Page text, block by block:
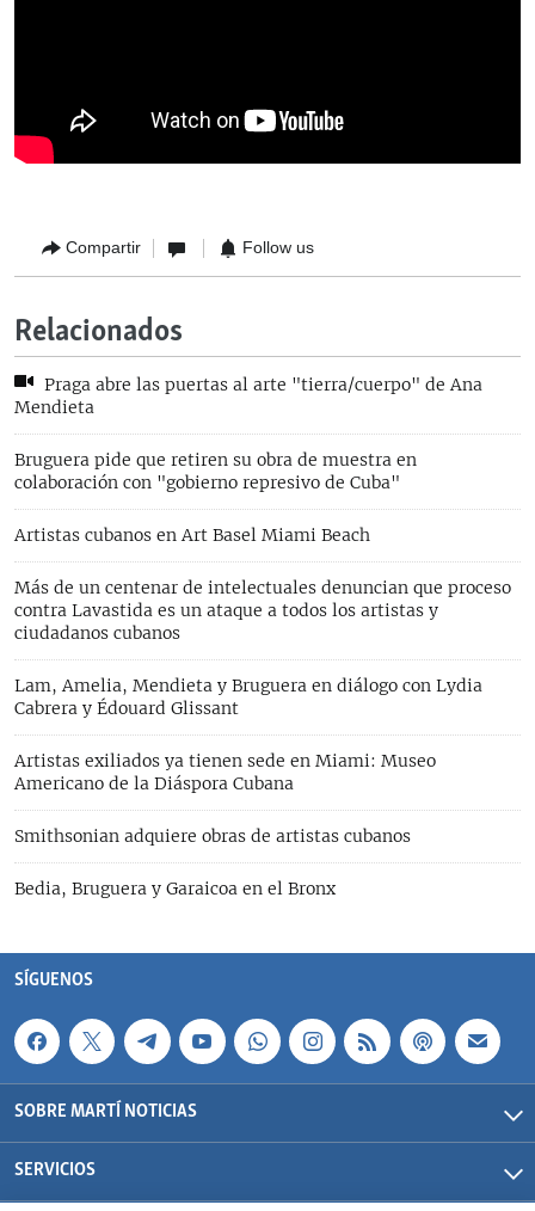
Compartir Follow us
Relacionados
Praga abre las puertas al arte "tierra/cuerpo" de Ana
Mendieta
Bruguera pide que retiren su obra de muestra en
colaboración con "gobierno represivo de Cuba"
Artistas cubanos en Art Basel Miami Beach
Más de un centenar de intelectuales denuncian que proceso
contra Lavastida es un ataque a todos los artistas y
ciudadanos cubanos
Lam, Amelia, Mendieta y Bruguera en diálogo con Lydia
Cabrera y Édouard Glissant
Artistas exiliados ya tienen sede en Miami: Museo
Americano de la Diáspora Cubana
Smithsonian adquiere obras de artistas cubanos
Bedia, Bruguera y Garaicoa en el Bronx
SÍGUENOS
SOBRE MARTÍ NOTICIAS
SERVICIOS